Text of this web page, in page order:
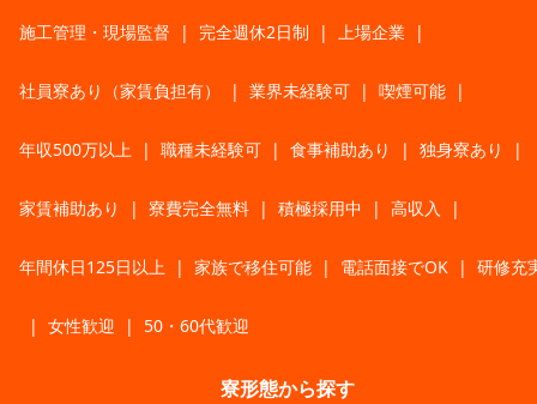
施工管理・現場監督 | 完全週休2日制 | 上場企業 |
社員寮あり（家賃負担有） | 業界未経験可 | 喫煙可能 |
年収500万以上 | 職種未経験可 | 食事補助あり | 独身寮あり |
家賃補助あり | 寮費完全無料 | 積極採用中 | 高収入 |
年間休日125日以上 | 家族で移住可能 | 電話面接でOK | 研修充
| 女性歓迎 | 50・60代歓迎
寮形態から探す